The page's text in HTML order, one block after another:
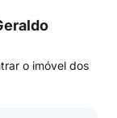
o imóvel dos